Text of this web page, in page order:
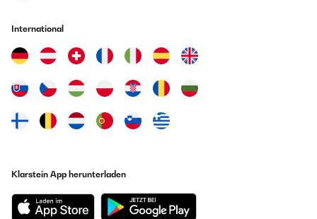
International
Klarstein App herunterladen